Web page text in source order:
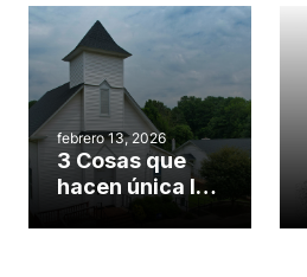
churches
febrero 13, 2026
3 Cosas que
hacen única la